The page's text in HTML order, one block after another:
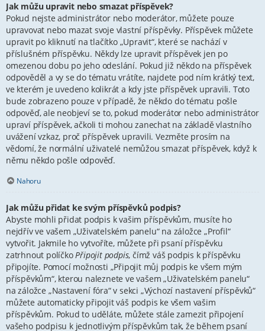
Jak můžu upravit nebo smazat příspěvek?
Pokud nejste administrátor nebo moderátor, můžete pouze
upravovat nebo mazat svoje vlastní příspěvky. Příspěvek můžete
upravit po kliknutí na tlačítko „Upravit“, které se nachází v
příslušném příspěvku. Někdy lze upravit příspěvek jen po
omezenou dobu po jeho odeslání. Pokud již někdo na příspěvek
odpověděl a vy se do tématu vrátíte, najdete pod ním krátký text,
ve kterém je uvedeno kolikrát a kdy jste příspěvek upravili. Toto
bude zobrazeno pouze v případě, že někdo do tématu pošle
odpověď, ale neobjeví se to, pokud moderátor nebo administrátor
upraví příspěvek, ačkoli ti mohou zanechat na základě vlastního
uvážení vzkaz, proč příspěvek upravili. Vezměte prosím na
vědomí, že normální uživatelé nemůžou smazat příspěvek, když k
němu někdo pošle odpověď.
Nahoru
Jak můžu přidat ke svým příspěvků podpis?
Abyste mohli přidat podpis k vašim příspěvkům, musíte ho
nejdřív ve vašem „Uživatelském panelu“ na záložce „Profil“
vytvořit. Jakmile ho vytvoříte, můžete při psaní příspěvku
zatrhnout políčko Připojit podpis, čímž váš podpis k příspěvku
připojíte. Pomocí možnosti „Připojit můj podpis ke všem mým
příspěvkům“, kterou naleznete ve vašem „Uživatelském panelu“
na záložce „Nastavení fóra“ v sekci „Výchozí nastavení příspěvků“
můžete automaticky připojit váš podpis ke všem vašim
příspěvkům. Pokud to uděláte, můžete stále zamezit připojení
vašeho podpisu k jednotlivým příspěvkům tak, že během psaní